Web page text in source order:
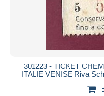
301223 - TICKET
ITALIE VENISE Riva